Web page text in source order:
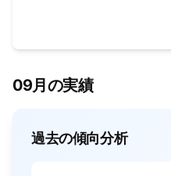
09月の実績
過去の傾向分析